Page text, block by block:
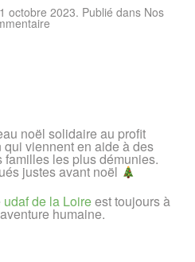
octobre 2023. Publié dans Nos
noël solidaire au profit
viennent en aide à des
les plus démunies.
justes avant noël
udaf de la Loireest toujours à
humaine.